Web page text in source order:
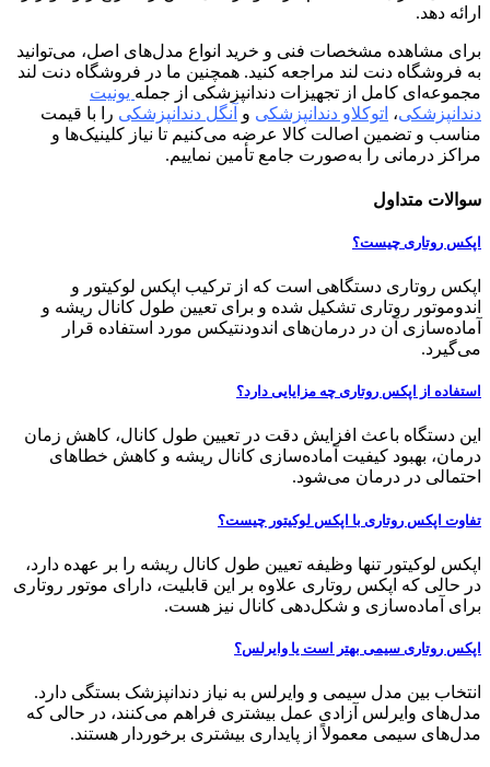
ارائه دهد.
برای مشاهده مشخصات فنی و خرید انواع مدل‌های اصل، می‌توانید
به فروشگاه دنت لند مراجعه کنید. همچنین ما در فروشگاه دنت لند
مجموعه‌ای کامل از تجهیزات دندانپزشکی از جمله یونیت
دندانپزشکی، اتوکلاو دندانپزشکی و آنگل دندانپزشکی را با قیمت
مناسب و تضمین اصالت کالا عرضه می‌کنیم تا نیاز کلینیک‌ها و
مراکز درمانی را به‌صورت جامع تأمین نماییم.
سوالات متداول
اپکس روتاری چیست؟
اپکس روتاری دستگاهی است که از ترکیب اپکس لوکیتور و
اندوموتور روتاری تشکیل شده و برای تعیین طول کانال ریشه و
آماده‌سازی آن در درمان‌های اندودنتیکس مورد استفاده قرار
می‌گیرد.
استفاده از اپکس روتاری چه مزایایی دارد؟
این دستگاه باعث افزایش دقت در تعیین طول کانال، کاهش زمان
درمان، بهبود کیفیت آماده‌سازی کانال ریشه و کاهش خطاهای
احتمالی در درمان می‌شود.
تفاوت اپکس روتاری با اپکس لوکیتور چیست؟
اپکس لوکیتور تنها وظیفه تعیین طول کانال ریشه را بر عهده دارد،
در حالی که اپکس روتاری علاوه بر این قابلیت، دارای موتور روتاری
برای آماده‌سازی و شکل‌دهی کانال نیز هست.
اپکس روتاری سیمی بهتر است یا وایرلس؟
انتخاب بین مدل سیمی و وایرلس به نیاز دندانپزشک بستگی دارد.
مدل‌های وایرلس آزادی عمل بیشتری فراهم می‌کنند، در حالی که
مدل‌های سیمی معمولاً از پایداری بیشتری برخوردار هستند.